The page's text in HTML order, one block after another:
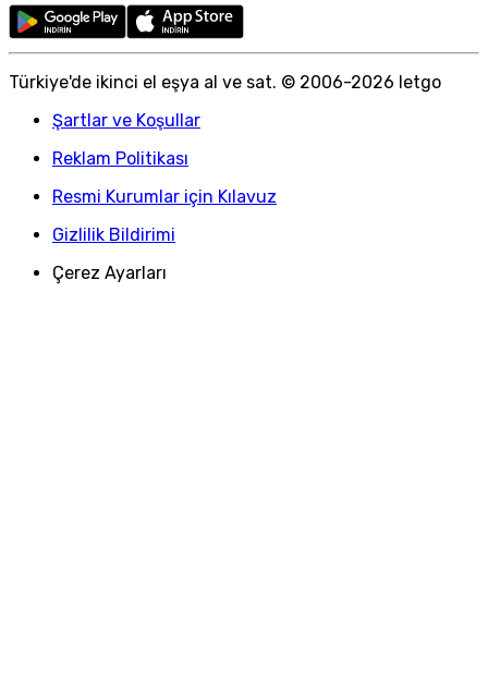
Türkiye'de ikinci el eşya al ve sat. © 2006-2026 letgo
Şartlar ve Koşullar
Reklam Politikası
Resmi Kurumlar için Kılavuz
Gizlilik Bildirimi
Çerez Ayarları